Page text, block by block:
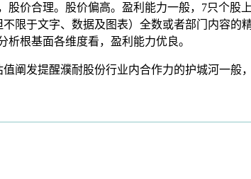
合理。股价偏高。盈利能力一般，7只个股
限于文字、数据及图表）全数或者部门内容
根基面各维度看，盈利能力优良。
发提醒濮耐股份行业内合作力的护城河一般